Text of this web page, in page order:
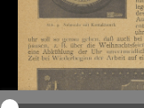
Na stronie
podobne
się zpolityką